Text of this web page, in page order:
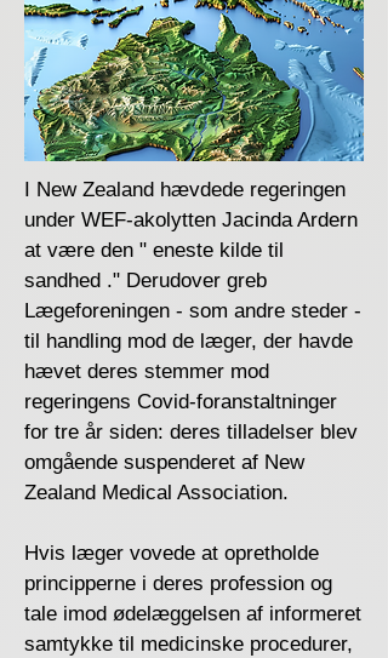
I New Zealand hævdede regeringen
under WEF-akolytten Jacinda Ardern
at være den " eneste kilde til
sandhed ." Derudover greb
Lægeforeningen - som andre steder -
til handling mod de læger, der havde
hævet deres stemmer mod
regeringens Covid-foranstaltninger
for tre år siden: deres tilladelser blev
omgående suspenderet af New
Zealand Medical Association.
Hvis læger vovede at opretholde
principperne i deres profession og
tale imod ødelæggelsen af ​​informeret
samtykke til medicinske procedurer,